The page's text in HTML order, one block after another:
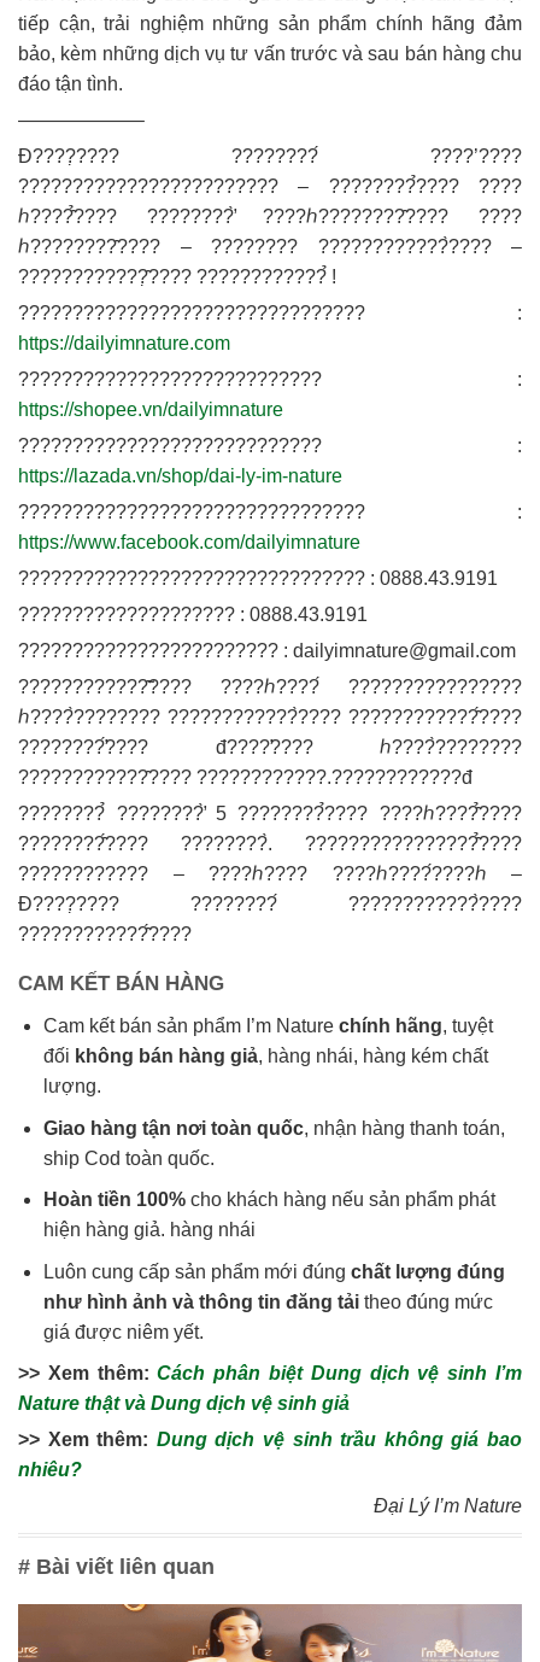
tiếp cận, trải nghiệm những sản phẩm chính hãng đảm
bảo, kèm những dịch vụ tư vấn trước và sau bán hàng chu
đáo tận tình.
——————–
Đ????̣???? ????????́ ????’????
???????????????????????? – ????????̉???? ????
ℎ????̂̉???? ????????̛̀ ????ℎ????????̂???? ????
ℎ????????̂???? – ???????? ????????????̀???? –
????????????̣̂???? ????????????̉ !
???????????????????????????????? :
https://dailyimnature.com
???????????????????????????? :
https://shopee.vn/dailyimnature
???????????????????????????? :
https://lazada.vn/shop/dai-ly-im-nature
???????????????????????????????? :
https://www.facebook.com/dailyimnature
???????????????????????????????? : 0888.43.9191
???????????????????? : 0888.43.9191
???????????????????????? : dailyimnature@gmail.com
????????????̂̃???? ????ℎ????́ ????????????????
ℎ????̀???????? ????????????̀???? ????????????̂́????
????????̛́???? đ????̛???? ℎ????̀????????
????????????̂???? ????????????.????????????đ
????????̉ ????????̛̀ 5 ????????̉???? ????ℎ????̂̉????
????????̂́???? ????????̀. ????????????????̂̉????
???????????? – ????ℎ???? ????ℎ????́????ℎ –
Đ????̣???? ????????́ ????????????̀????
????????????̂́????
CAM KẾT BÁN HÀNG
Cam kết bán sản phẩm I’m Nature chính hãng, tuyệt
đối không bán hàng giả, hàng nhái, hàng kém chất
lượng.
Giao hàng tận nơi toàn quốc, nhận hàng thanh toán,
ship Cod toàn quốc.
Hoàn tiền 100%cho khách hàng nếu sản phẩm phát
hiện hàng giả. hàng nhái
Luôn cung cấp sản phẩm mới đúng chất lượng đúng
như hình ảnh và thông tin đăng tảitheo đúng mức
giá được niêm yết.
>> Xem thêm:Cách phân biệt Dung dịch vệ sinh I’m
Nature thật và Dung dịch vệ sinh giả
>> Xem thêm: Dung dịch vệ sinh trầu không giá bao
nhiêu?
Đại Lý I’m Nature
# Bài viết liên quan